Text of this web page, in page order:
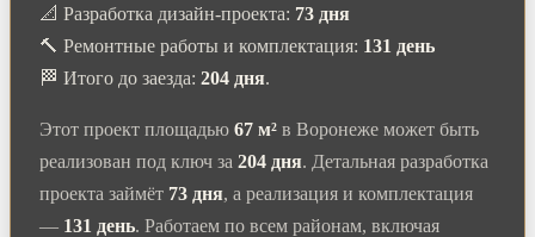
📐 Разработка дизайн-проекта: 73 дня
🔨 Ремонтные работы и комплектация: 131 день
🏁 Итого до заезда: 204 дня.
Этот проект площадью 67 м² в Воронеже может быть
реализован под ключ за 204 дня. Детальная разработка
проекта займёт 73 дня, а реализация и комплектация
— 131 день. Работаем по всем районам, включая